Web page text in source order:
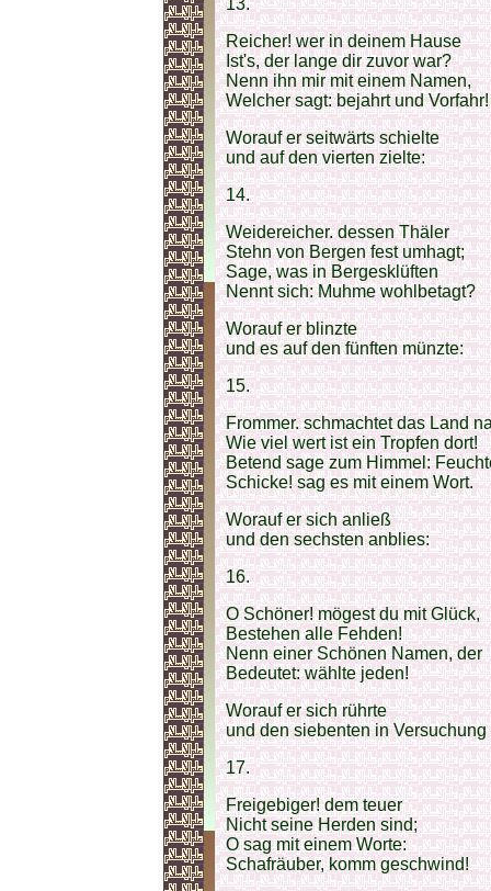
13.
Reicher! wer in deinem Hause
Ist's, der lange dir zuvor war?
Nenn ihn mir mit einem Namen,
Welcher sagt: bejahrt und Vorfahr!
Worauf er seitwärts schielte
und auf den vierten zielte:
14.
Weidereicher. dessen Thäler
Stehn von Bergen fest umhagt;
Sage, was in Bergesklüften
Nennt sich: Muhme wohlbetagt?
Worauf er blinzte
und es auf den fünften münzte:
15.
Frommer. schmachtet das Land
Wie viel wert ist ein Tropfen dort!
Betend sage zum Himmel:
Schicke! sag es mit einem Wort.
Worauf er sich anließ
und den sechsten anblies:
16.
O Schöner! mögest du mit Glück,
Bestehen alle Fehden!
Nenn einer Schönen Namen, der
Bedeutet: wählte jeden!
Worauf er sich rührte
und den siebenten in Versuchung
17.
Freigebiger! dem teuer
Nicht seine Herden sind;
O sag mit einem Worte:
Schafräuber, komm geschwind!